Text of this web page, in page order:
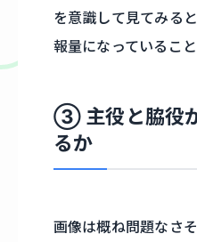
を意識して見てみる
報量になっていること
③ 主役と脇役
るか
画像は概ね問題なさ